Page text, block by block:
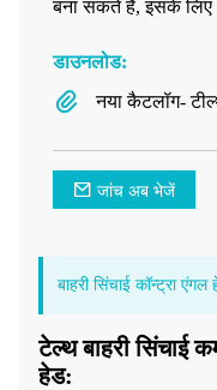
बना सकते हैं, इसके
डाउनलोड:
नया कैटलॉग-
जांच अब भेजें
बाहरी सिंचाई कॉन्ट्रा एंगल
टेल्थ बाहरी सिंचाई
हेड: